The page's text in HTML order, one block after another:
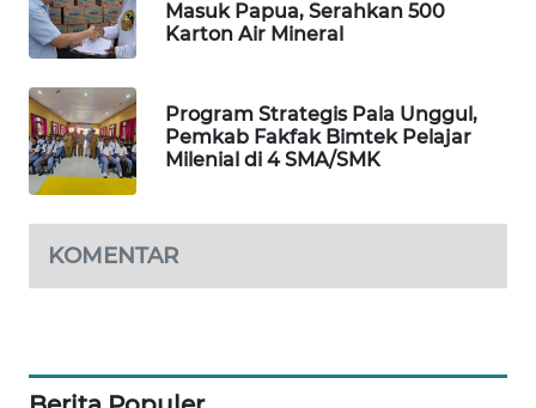
Masuk Papua, Serahkan 500
Karton Air Mineral
Program Strategis Pala Unggul,
Pemkab Fakfak Bimtek Pelajar
Milenial di 4 SMA/SMK
KOMENTAR
NEWS
METRO
MEDAN
NEWS
METRO
JAKARTA
NEWS
KARING